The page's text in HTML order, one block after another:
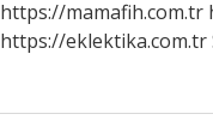
https://mamafih.com.tr
https://eklektika.com.tr